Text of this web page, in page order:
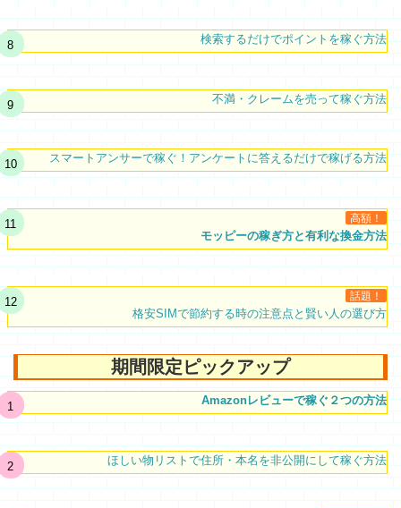
検索するだけでポイントを稼ぐ方法
不満・クレームを売って稼ぐ方法
スマートアンサーで稼ぐ！アンケートに答えるだけで稼げる方法
高額！
モッピーの稼ぎ方と有利な換金方法
話題！
格安SIMで節約する時の注意点と賢い人の選び方
期間限定ピックアップ
Amazonレビューで稼ぐ２つの方法
ほしい物リストで住所・本名を非公開にして稼ぐ方法